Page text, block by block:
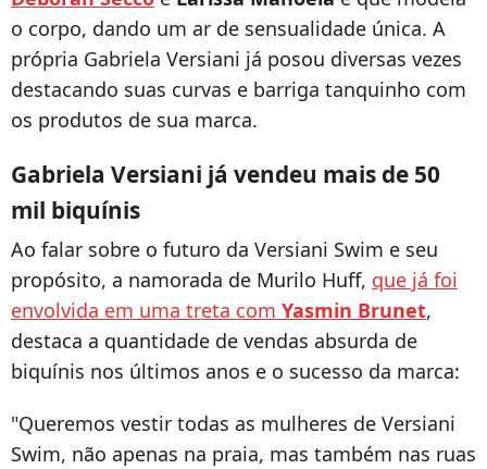
o corpo, dando um ar de sensualidade única. A
própria Gabriela Versiani já posou diversas vezes
destacando suas curvas e barriga tanquinho com
os produtos de sua marca.
Gabriela Versiani já vendeu mais de 50
mil biquínis
Ao falar sobre o futuro da Versiani Swim e seu
propósito, a namorada de Murilo Huff, que já foi
envolvida em uma treta com Yasmin Brunet,
destaca a quantidade de vendas absurda de
biquínis nos últimos anos e o sucesso da marca:
"Queremos vestir todas as mulheres de Versiani
Swim, não apenas na praia, mas também nas ruas